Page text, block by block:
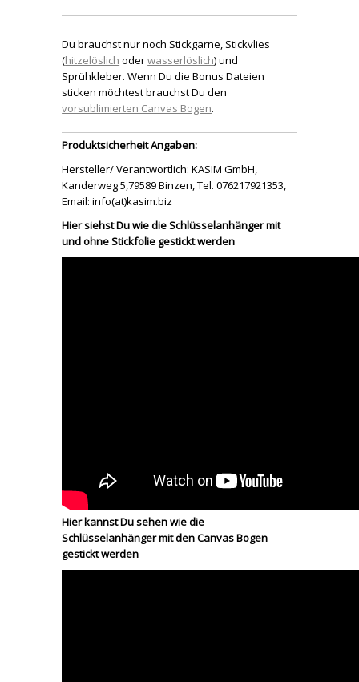
Du brauchst nur noch Stickgarne, Stickvlies
(hitzelöslich oderwasserlöslich) und
Sprühkleber. Wenn Du die Bonus Dateien
sticken möchtest brauchst Du den
vorsublimierten Canvas Bogen.
Produktsicherheit Angaben:
Hersteller/ Verantwortlich: KASIM GmbH,
Kanderweg 5,79589 Binzen, Tel. 076217921353,
Email: info(at)kasim.biz
Hier siehst Du wie die Schlüsselanhänger mit
und ohne Stickfolie gestickt werden
Hier kannst Du sehen wie die
Schlüsselanhänger mit den Canvas Bogen
gestickt werden